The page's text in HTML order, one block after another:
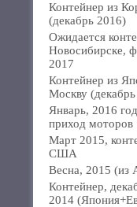
Контейнер из
(декабрь 2016)
Ожидается
Новосибирске,
2017
Контейнер из
Москву
Январь, 2016
приход моторов
Март 2015,
США
Весна, 2015 (из
Контейнер,
2014